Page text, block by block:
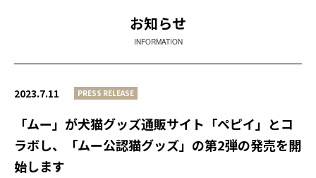
お知らせ
INFORMATION
2023.7.11 PRESS RELEASE
「ムー」が犬猫グッズ通販サイト「ペピイ」とコ
ラボし、「ムー公認猫グッズ」の第2弾の発売を開
始します